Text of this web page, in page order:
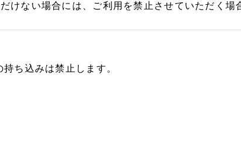
けない場合には、ご利用を禁止させていただく場
ち込みは禁止します。